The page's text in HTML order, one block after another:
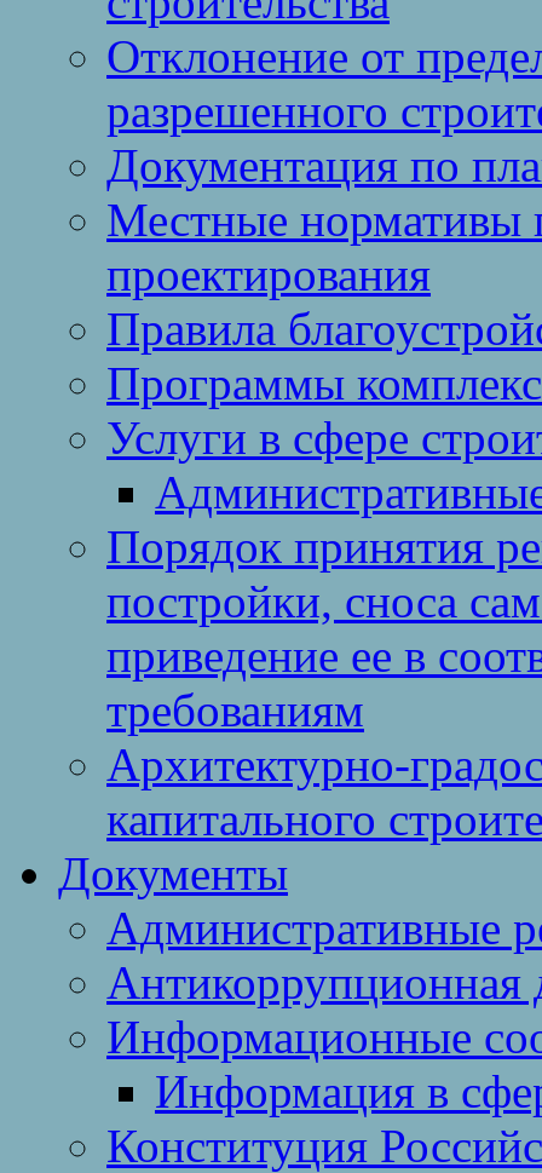
Отклонение от
разрешенного
Документация по
Местные нормативы
проектирования
Правила
Программы
Услуги в сфере
Порядок принятия
постройки, сноса
приведение ее в
требованиям
Архитектурно-
капитального
Документы
Административные
Антикоррупционная
Информационные
Информация в
Конституция